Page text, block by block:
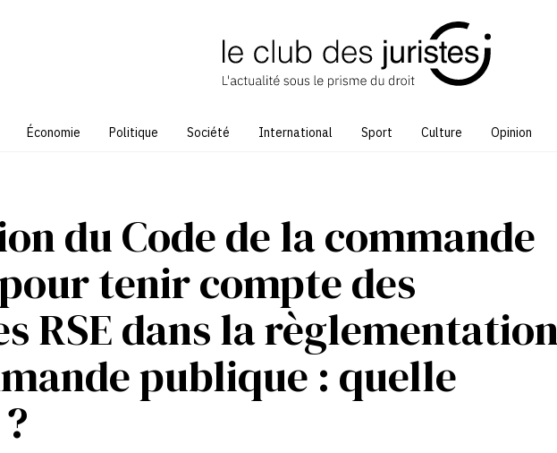
Économie Politique Société International Sport Culture Opinion
du Code de la commande
tenir compte des
RSE dans la
publique : quelle